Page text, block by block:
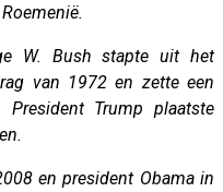
W. Bush stapte uit het
van 1972 en zette een
President Trump plaatste
en president Obama in